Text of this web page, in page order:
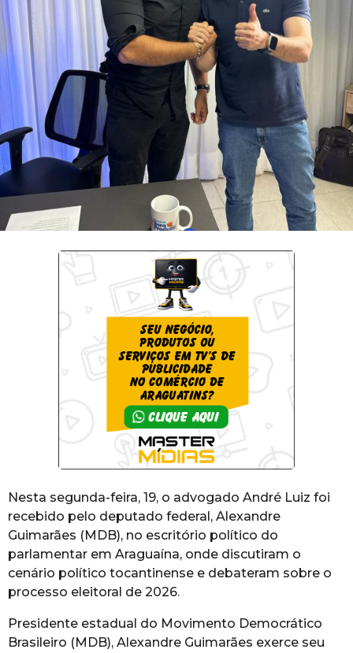
Nesta segunda-feira, 19, o advogado André Luiz foi
recebido pelo deputado federal, Alexandre
Guimarães (MDB), no escritório político do
parlamentar em Araguaína, onde discutiram o
cenário político tocantinense e debateram sobre o
processo eleitoral de 2026.
Presidente estadual do Movimento Democrático
Brasileiro (MDB), Alexandre Guimarães exerce seu